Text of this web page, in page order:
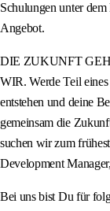
Schulungen unter
Angebot.
DIE ZUKUNFT
WIR. Werde Teil
entstehen und deine
gemeinsam die
suchen wir zum
Development
Bei uns bist Du für